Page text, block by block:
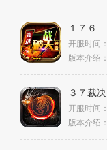
１７６
开服时间：
版本介绍：
３７裁决
开服时间：
版本介绍：